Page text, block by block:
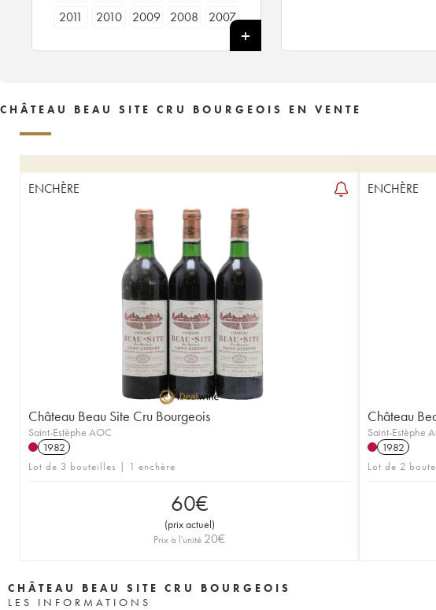
2011
2010 2009 2008
2007
1980
1979 1978 1977
1976
1964 1960
1959
CHÂTEAU BEAU SITE CRU BOURGEOIS EN VENTE
ENCHÈRE
Château Beau Site Cru Bourgeois
Saint-Estèphe AOC
1982
Lot de 3 bouteilles | 1 enchère
60€
(prix actuel)
Prix à l'unité 20€
ENCHÈRE
Château
Saint-Estèphe
1982
Lot de 2
CHÂTEAU BEAU SITE CRU BOURGEOIS
LES INFORMATIONS